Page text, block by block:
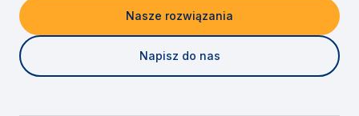
Nasze rozwiązania
Napisz do nas